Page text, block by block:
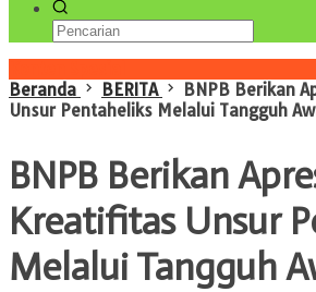
Beranda
BERITA
BNPB Berikan
Unsur Pentaheliks Melalui Tangguh
BNPB Berikan
Kreatifitas Unsur
Melalui Tangguh